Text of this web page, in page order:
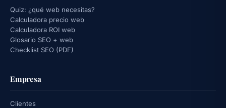
Quiz: ¿qué web necesitas?
Calculadora precio web
Calculadora ROI web
Glosario SEO + web
Checklist SEO (PDF)
Empresa
Clientes